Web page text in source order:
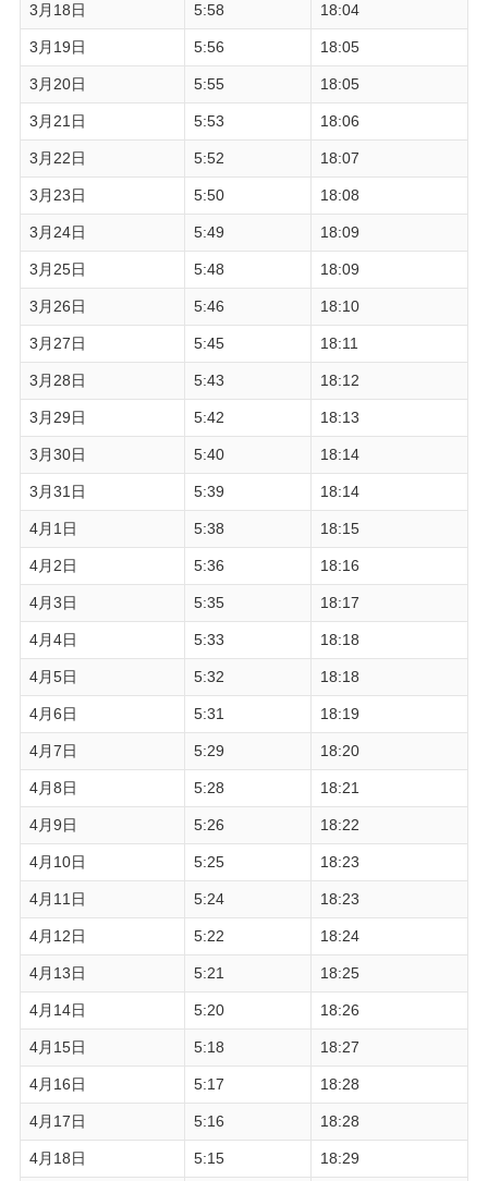
3月18日 5:58 18:04
3月19日 5:56 18:05
3月20日 5:55 18:05
3月21日 5:53 18:06
3月22日 5:52 18:07
3月23日 5:50 18:08
3月24日 5:49 18:09
3月25日 5:48 18:09
3月26日 5:46 18:10
3月27日 5:45 18:11
3月28日 5:43 18:12
3月29日 5:42 18:13
3月30日 5:40 18:14
3月31日 5:39 18:14
4月1日 5:38 18:15
4月2日 5:36 18:16
4月3日 5:35 18:17
4月4日 5:33 18:18
4月5日 5:32 18:18
4月6日 5:31 18:19
4月7日 5:29 18:20
4月8日 5:28 18:21
4月9日 5:26 18:22
4月10日 5:25 18:23
4月11日 5:24 18:23
4月12日 5:22 18:24
4月13日 5:21 18:25
4月14日 5:20 18:26
4月15日 5:18 18:27
4月16日 5:17 18:28
4月17日 5:16 18:28
4月18日 5:15 18:29